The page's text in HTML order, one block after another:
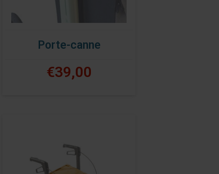
Porte-canne
€39,00